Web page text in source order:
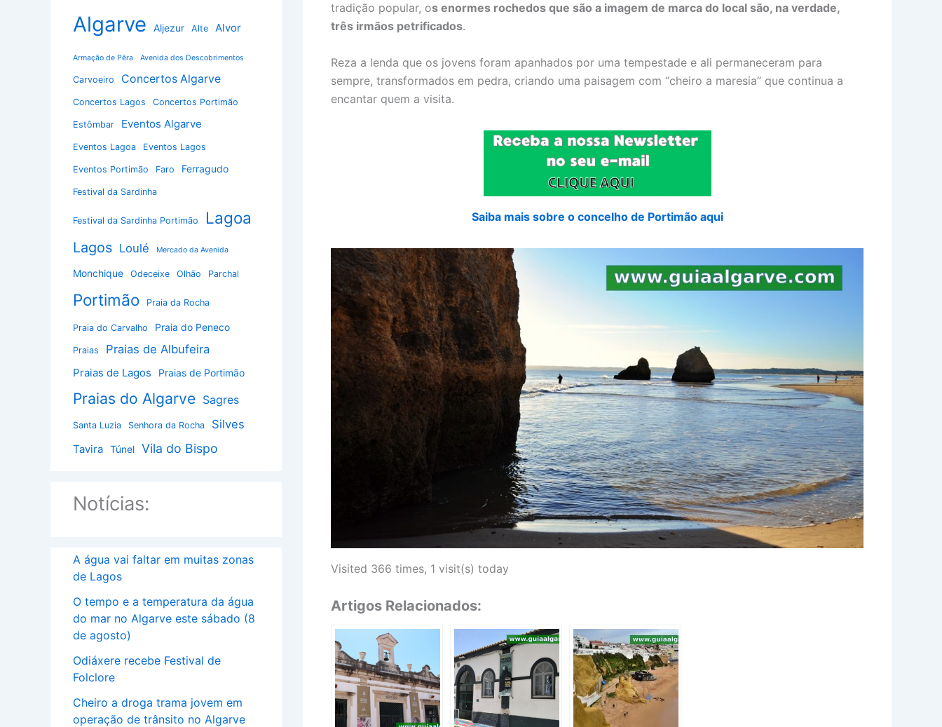
Algarve Aljezur Alte Alvor
Armação de Pêra Avenida dos Descobrimentos
Carvoeiro Concertos Algarve
Concertos Lagos Concertos Portimão
Estômbar Eventos Algarve
Eventos Lagoa Eventos Lagos
Eventos Portimão Faro Ferragudo
Festival da Sardinha
Festival da Sardinha Portimão Lagoa
Lagos Loulé Mercado da Avenida
Monchique Odeceixe Olhão Parchal
Portimão Praia da Rocha
Praia do Carvalho Praia do Peneco
Praias Praias de Albufeira
Praias de Lagos Praias de Portimão
Praias do Algarve Sagres
Santa Luzia Senhora da Rocha Silves
Tavira Túnel Vila do Bispo
Notícias:
A água vai faltar em muitas zonas
de Lagos
O tempo e a temperatura da água
do mar no Algarve este sábado (8
de agosto)
Odiáxere recebe Festival de
Folclore
Cheiro a droga trama jovem em
operação de trânsito no Algarve
tradição popular, os enormes rochedos que são a imagem de marca do local são, na verdade,
três irmãos petrificados.
Reza a lenda que os jovens foram apanhados por uma tempestade e ali permaneceram para
sempre, transformados em pedra, criando uma paisagem com “cheiro a maresia” que continua a
encantar quem a visita.
Saiba mais sobre o concelho de Portimão aqui
Visited 366 times, 1 visit(s) today
Artigos Relacionados: